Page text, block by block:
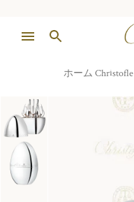
ホーム Christofle